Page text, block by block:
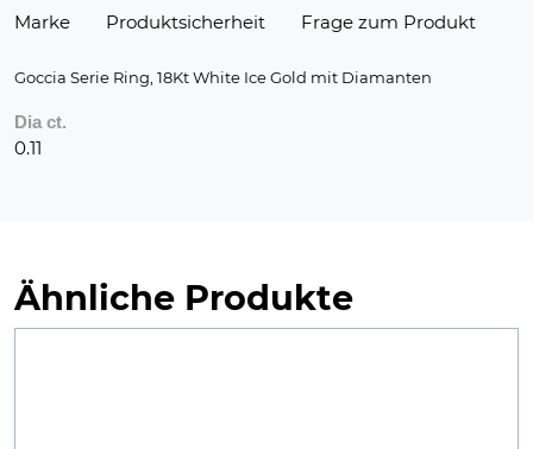
Marke
Produktsicherheit Frage zum Produkt
Goccia Serie Ring, 18Kt White Ice Gold mit Diamanten
Dia ct.
0.11
Ähnliche Produkte